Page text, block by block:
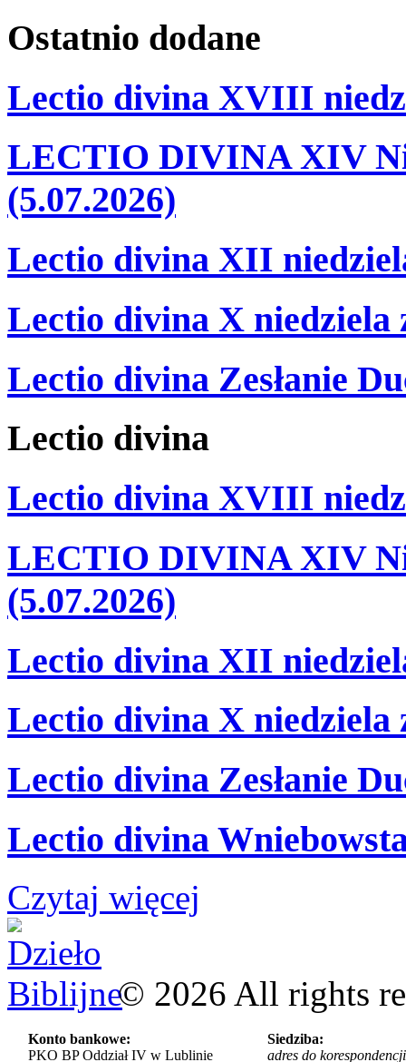
Ostatnio dodane
Lectio divina XVIII
LECTIO DIVINA XIV
(5.07.2026)
Lectio divina XII
Lectio divina X niedziela
Lectio divina Zesłanie
Lectio divina
Lectio divina XVIII
LECTIO DIVINA XIV
(5.07.2026)
Lectio divina XII
Lectio divina X niedziela
Lectio divina Zesłanie
Lectio divina
Czytaj więcej
© 2026 All rights
Konto bankowe:
PKO BP Oddział IV w Lublinie
Siedziba:
adres do